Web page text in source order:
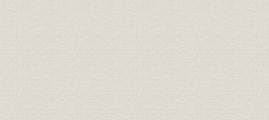
表序-4 苫小牧工場建設当初の主要設備
表序-5 苫小牧工場建設工事の予算決算対比
表序-6 用紙の国内および当社製造高と当社構成比(1905~1913年)
表序-7 大泊工場建設当社の主要設備
表序-8 豊原工場建設当社の主要設備